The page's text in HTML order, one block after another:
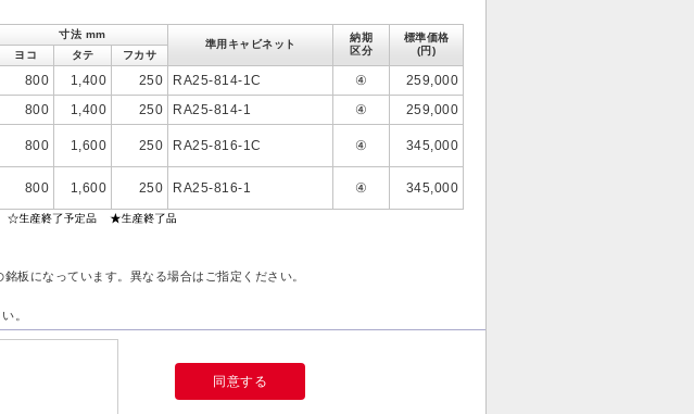
寸法 mm
準用キャビネット
納期
区分
標準価格
(円)
ヨコ タテ フカサ
800 1,400 250 RA25-814-1C ④
259,000
800 1,400 250 RA25-814-1 ④ 259,000
800 1,600 250 RA25-816-1C ④ 345,000
800 1,600 250 RA25-816-1 ④ 345,000
板になっています。異なる場合はご指定ください。
。
同意する